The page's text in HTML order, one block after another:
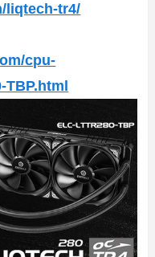
liqtech-tr4/
cpu-